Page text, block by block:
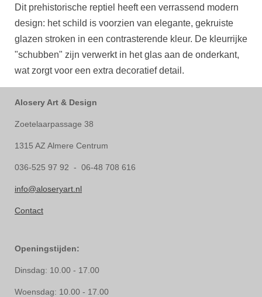
Dit prehistorische reptiel heeft een verrassend modern
design: het schild is voorzien van elegante, gekruiste
glazen stroken in een contrasterende kleur. De kleurrijke
"schubben" zijn verwerkt in het glas aan de onderkant,
wat zorgt voor een extra decoratief detail.
Alosery Art & Design
Zoetelaarpassage 38
1315 AZ Almere Centrum
036-525 97 92 - 06-48 708 616
info@aloseryart.nl
Contact
Openingstijden:
Dinsdag: 10.00 - 17.00
Woensdag: 10.00 - 17.00